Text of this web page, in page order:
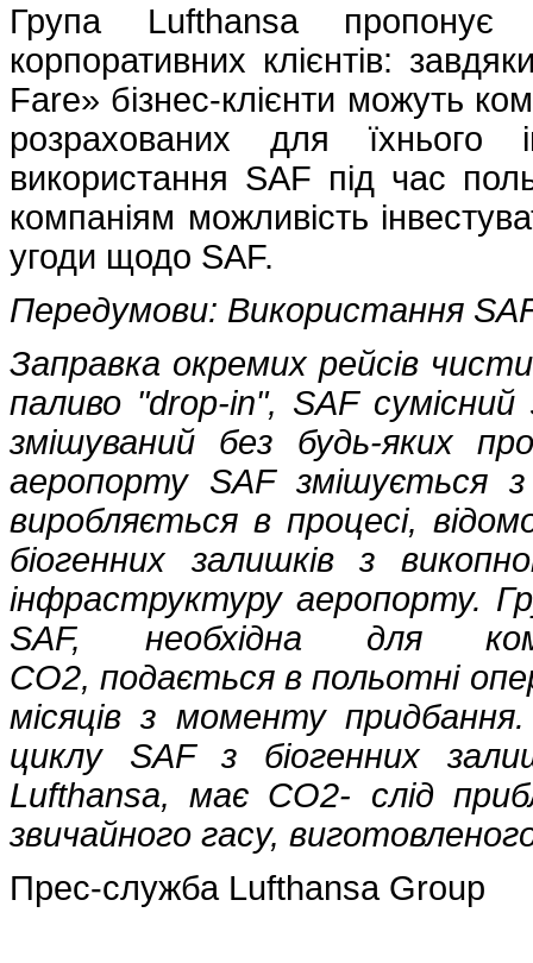
Група Lufthansa пропонує
корпоративних клієнтів:
Fare» бізнес-клієнти можуть
розрахованих для їхнього
використання SAF під час
компаніям можливість
угоди щодо SAF.
Передумови: Використання
Заправка окремих рейсів
паливо "drop-in", SAF
змішуваний без будь-яких
аеропорту SAF змішується
виробляється в процесі,
біогенних залишків з
інфраструктуру аеропорту.
SAF, необхідна для
CO2, подається в польотні
місяців з моменту
циклу SAF з біогенних
Lufthansa, має CO2- слід
звичайного гасу,
Прес-служба Lufthansa Group